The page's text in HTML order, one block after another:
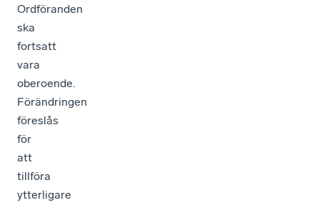
Ordföranden
ska
fortsatt
vara
oberoende.
Förändringen
föreslås
för
att
tillföra
ytterligare